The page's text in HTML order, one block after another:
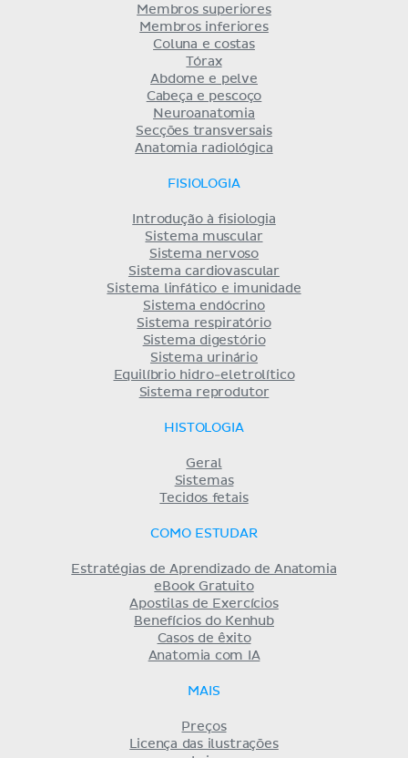
Membros superiores
Membros inferiores
Coluna e costas
Tórax
Abdome e pelve
Cabeça e pescoço
Neuroanatomia
Secções transversais
Anatomia radiológica
FISIOLOGIA
Introdução à fisiologia
Sistema muscular
Sistema nervoso
Sistema cardiovascular
Sistema linfático e imunidade
Sistema endócrino
Sistema respiratório
Sistema digestório
Sistema urinário
Equilíbrio hidro-eletrolítico
Sistema reprodutor
HISTOLOGIA
Geral
Sistemas
Tecidos fetais
COMO ESTUDAR
Estratégias de Aprendizado de Anatomia
eBook Gratuito
Apostilas de Exercícios
Benefícios do Kenhub
Casos de êxito
Anatomia com IA
MAIS
Preços
Licença das ilustrações